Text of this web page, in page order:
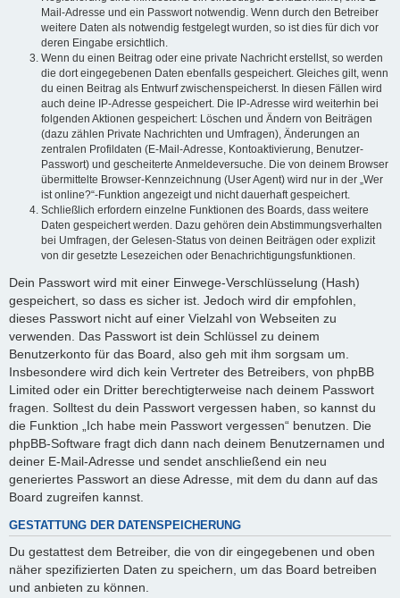
Mail-Adresse und ein Passwort notwendig. Wenn durch den Betreiber
weitere Daten als notwendig festgelegt wurden, so ist dies für dich vor
deren Eingabe ersichtlich.
Wenn du einen Beitrag oder eine private Nachricht erstellst, so werden
die dort eingegebenen Daten ebenfalls gespeichert. Gleiches gilt, wenn
du einen Beitrag als Entwurf zwischenspeicherst. In diesen Fällen wird
auch deine IP-Adresse gespeichert. Die IP-Adresse wird weiterhin bei
folgenden Aktionen gespeichert: Löschen und Ändern von Beiträgen
(dazu zählen Private Nachrichten und Umfragen), Änderungen an
zentralen Profildaten (E-Mail-Adresse, Kontoaktivierung, Benutzer-
Passwort) und gescheiterte Anmeldeversuche. Die von deinem Browser
übermittelte Browser-Kennzeichnung (User Agent) wird nur in der „Wer
ist online?“-Funktion angezeigt und nicht dauerhaft gespeichert.
Schließlich erfordern einzelne Funktionen des Boards, dass weitere
Daten gespeichert werden. Dazu gehören dein Abstimmungsverhalten
bei Umfragen, der Gelesen-Status von deinen Beiträgen oder explizit
von dir gesetzte Lesezeichen oder Benachrichtigungsfunktionen.
Dein Passwort wird mit einer Einwege-Verschlüsselung (Hash)
gespeichert, so dass es sicher ist. Jedoch wird dir empfohlen,
dieses Passwort nicht auf einer Vielzahl von Webseiten zu
verwenden. Das Passwort ist dein Schlüssel zu deinem
Benutzerkonto für das Board, also geh mit ihm sorgsam um.
Insbesondere wird dich kein Vertreter des Betreibers, von phpBB
Limited oder ein Dritter berechtigterweise nach deinem Passwort
fragen. Solltest du dein Passwort vergessen haben, so kannst du
die Funktion „Ich habe mein Passwort vergessen“ benutzen. Die
phpBB-Software fragt dich dann nach deinem Benutzernamen und
deiner E-Mail-Adresse und sendet anschließend ein neu
generiertes Passwort an diese Adresse, mit dem du dann auf das
Board zugreifen kannst.
GESTATTUNG DER DATENSPEICHERUNG
Du gestattest dem Betreiber, die von dir eingegebenen und oben
näher spezifizierten Daten zu speichern, um das Board betreiben
und anbieten zu können.